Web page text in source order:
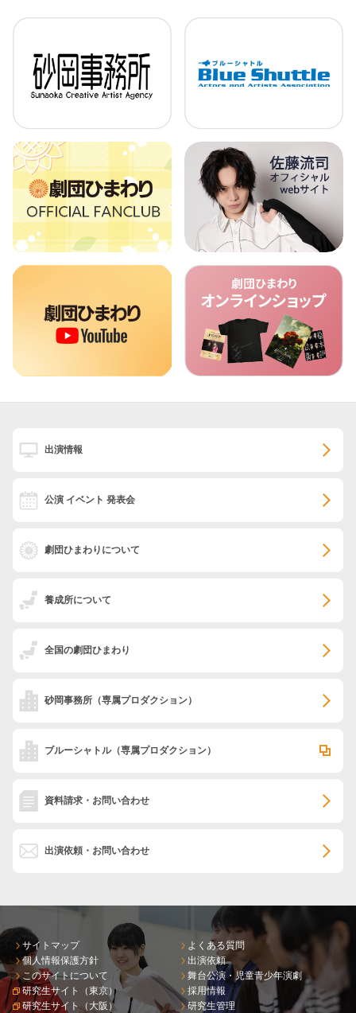
出演情報
公演 イベント 発表会
劇団ひまわりについて
養成所について
全国の劇団ひまわり
砂岡事務所 （専属プロダクション）
ブルーシャトル（専属プロダクション）
資料請求・お問い合わせ
出演依頼・お問い合わせ
サイトマップ
個人情報保護方針
このサイトについて
研究生サイト（東京）
研究生サイト（大阪）
よくある質問
出演依頼
舞台公演・児童青少年演劇
採用情報
研究生管理